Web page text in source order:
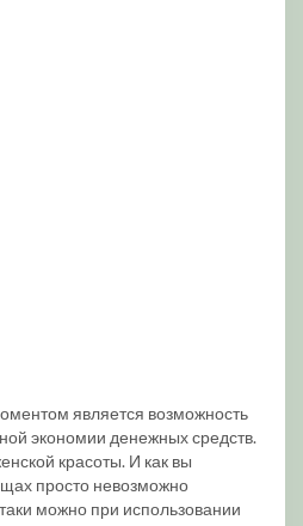
является возможность
экономии денежных средств.
красоты. И как вы
просто невозможно
можно при использовании